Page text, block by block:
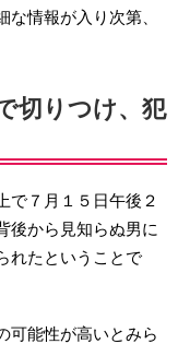
情報が入り次第、
切りつけ、犯
で７月１５日午後２
後から見知らぬ男に
れたということで
可能性が高いとみら